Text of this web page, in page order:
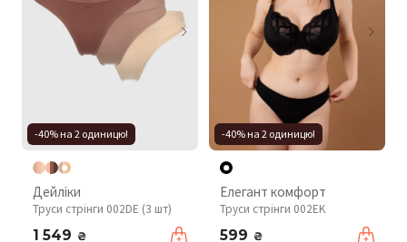
-40% на 2 одиницю!
Дейліки
Труси стрінги 002DE (3 шт)
1 549 ₴
-40% на 2 одиницю!
Елегант комфорт
Труси стрінги 002EK
599 ₴